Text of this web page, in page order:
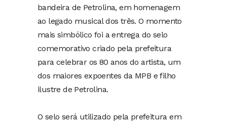
bandeira de Petrolina, em homenagem
ao legado musical dos três. O momento
mais simbólico foi a entrega do selo
comemorativo criado pela prefeitura
para celebrar os 80 anos do artista, um
dos maiores expoentes da MPB e filho
ilustre de Petrolina.
O selo será utilizado pela prefeitura em